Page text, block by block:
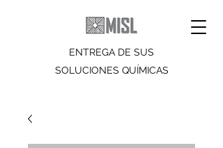
ENTREGA DE SUS
SOLUCIONES QUÍMICAS